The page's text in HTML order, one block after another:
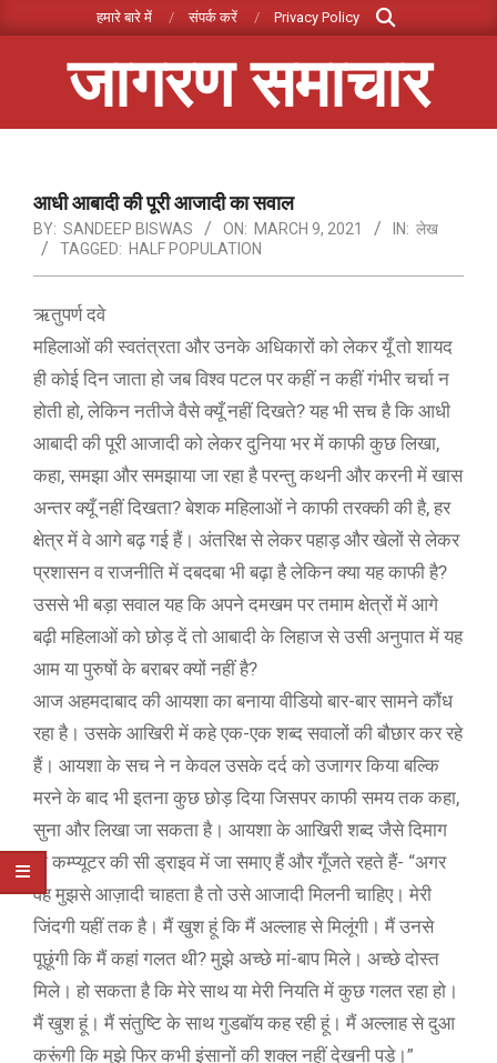
to
हमारे बारे में संपर्क करें Privacy Policy
Search
जागरण समाचार
Menuआधी आबादी की पूरी आजादी का सवाल
BY: SANDEEP BISWAS ON: MARCH 9, 2021 IN: लेख
TAGGED: HALF POPULATION
ऋतुपर्ण दवे
महिलाओं की स्वतंत्रता और उनके अधिकारों को लेकर यूँ तो शायद
ही कोई दिन जाता हो जब विश्व पटल पर कहीं न कहीं गंभीर चर्चा न
होती हो, लेकिन नतीजे वैसे क्यूँ नहीं दिखते? यह भी सच है कि आधी
आबादी की पूरी आजादी को लेकर दुनिया भर में काफी कुछ लिखा,
कहा, समझा और समझाया जा रहा है परन्तु कथनी और करनी में खास
अन्तर क्यूँ नहीं दिखता? बेशक महिलाओं ने काफी तरक्की की है, हर
क्षेत्र में वे आगे बढ़ गई हैं। अंतरिक्ष से लेकर पहाड़ और खेलों से लेकर
प्रशासन व राजनीति में दबदबा भी बढ़ा है लेकिन क्या यह काफी है?
उससे भी बड़ा सवाल यह कि अपने दमखम पर तमाम क्षेत्रों में आगे
बढ़ी महिलाओं को छोड़ दें तो आबादी के लिहाज से उसी अनुपात में यह
आम या पुरुषों के बराबर क्यों नहीं है?
आज अहमदाबाद की आयशा का बनाया वीडियो बार-बार सामने कौंध
रहा है। उसके आखिरी में कहे एक-एक शब्द सवालों की बौछार कर रहे
हैं। आयशा के सच ने न केवल उसके दर्द को उजागर किया बल्कि
मरने के बाद भी इतना कुछ छोड़ दिया जिसपर काफी समय तक कहा,
सुना और लिखा जा सकता है। आयशा के आखिरी शब्द जैसे दिमाग
के कम्प्यूटर की सी ड्राइव में जा समाए हैं और गूँजते रहते हैं- “अगर
वह मुझसे आज़ादी चाहता है तो उसे आजादी मिलनी चाहिए। मेरी
जिंदगी यहीं तक है। मैं खुश हूं कि मैं अल्लाह से मिलूंगी। मैं उनसे
पूछूंगी कि मैं कहां गलत थी? मुझे अच्छे मां-बाप मिले। अच्छे दोस्त
मिले। हो सकता है कि मेरे साथ या मेरी नियति में कुछ गलत रहा हो।
मैं खुश हूं। मैं संतुष्टि के साथ गुडबॉय कह रही हूं। मैं अल्लाह से दुआ
करूंगी कि मुझे फिर कभी इंसानों की शक्ल नहीं देखनी पड़े।”